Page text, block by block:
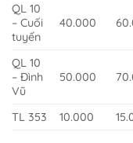
QL 10
– Cuối
tuyến
40.000
QL 10
– Đình
Vũ
50.000
TL 353 10.000